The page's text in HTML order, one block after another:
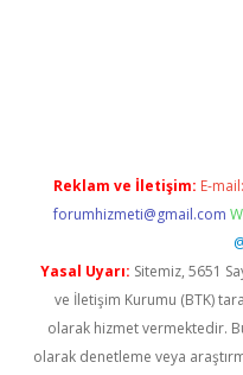
Reklam ve İletişim: E-mail:
forumhizmeti@gmail.com
Yasal Uyarı: Sitemiz, 5651
ve İletişim Kurumu (BTK)
olarak hizmet vermektedir.
olarak denetleme veya